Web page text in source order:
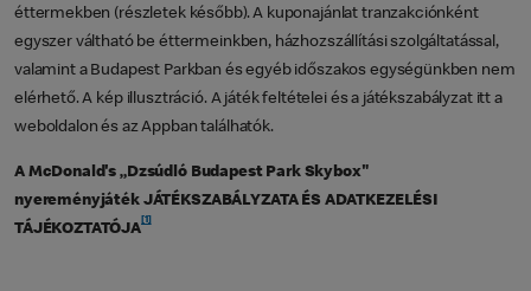
éttermekben (részletek később). A kuponajánlat tranzakciónként
egyszer váltható be éttermeinkben, házhozszállítási szolgáltatással,
valamint a Budapest Parkban és egyéb időszakos egységünkben nem
elérhető. A kép illusztráció. A játék feltételei és a játékszabályzat itt a
weboldalon és az Appban találhatók.
A McDonald's „Dzsúdló Budapest Park Skybox"
nyereményjáték JÁTÉKSZABÁLYZATA ÉS ADATKEZELÉSI
TÁJÉKOZTATÓJA
[1]